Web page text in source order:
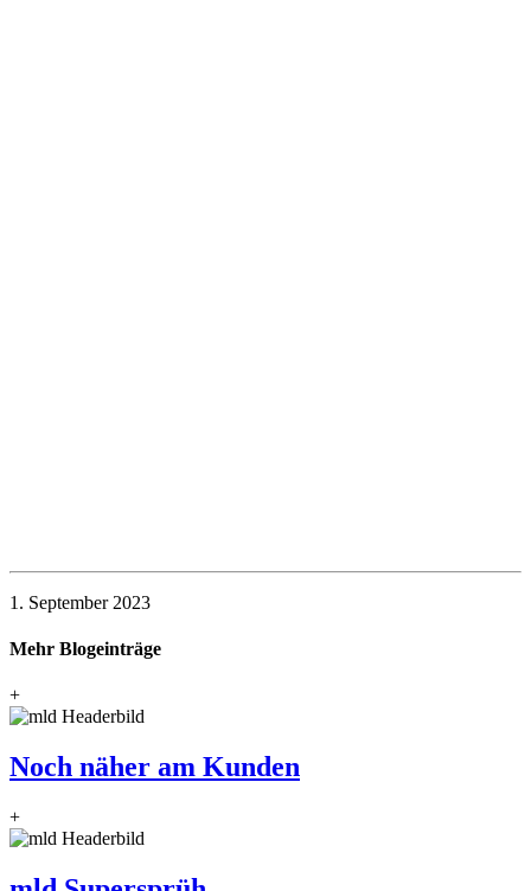
1. September 2023
Mehr Blogeinträge
+
Noch näher am Kunden
+